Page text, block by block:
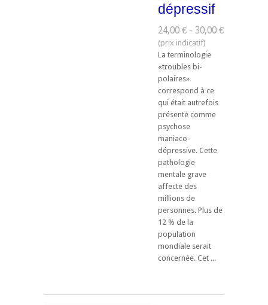
dépressif
24,00 € - 30,00 €
La terminologie
«troubles bi-
polaires»
correspond à ce
qui était autrefois
présenté comme
psychose
maniaco-
dépressive. Cette
pathologie
mentale grave
affecte des
millions de
personnes. Plus de
12 % de la
population
mondiale serait
concernée. Cet ...